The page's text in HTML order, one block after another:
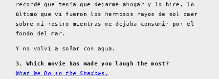
recordé que tenía que dejarme ahogar y lo hice, lo
último que vi fueron los hermosos rayos de sol caer
sobre mi rostro mientras me dejaba consumir por el
fondo del mar.
Y no volví a soñar con agua.
3. Which movie has made you laugh the most?
What We Do in the Shadows.